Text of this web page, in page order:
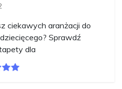
ciekawych aranżacji do
Sprawdź
dla